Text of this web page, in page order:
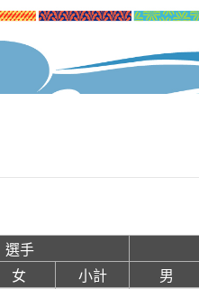
選手
女 小計 男